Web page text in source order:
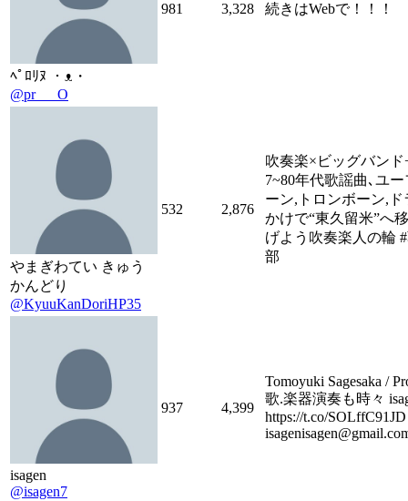
ﾍﾟﾛﾘﾇ ・ᴥ・
@pr___O
981 3,328 続きはWebで！！！
やまぎわてい きゅう
かんどり
@KyuuKanDoriHP35
532 2,876
吹奏楽×ビッグバン
7~80年代歌謡曲､ユ
ーン,トロンボーン,ド
かけで“東久留米”へ
げよう吹奏楽人の輪
部
isagen
@isagen7
937 4,399
Tomoyuki Sagesaka /
歌.楽器演奏も時々
https://t.co/